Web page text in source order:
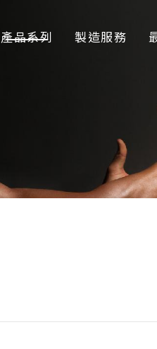
產品系列 製造服務